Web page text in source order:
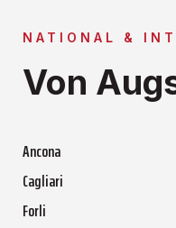
NATIONAL &
Von
Ancona
Cagliari
Forli